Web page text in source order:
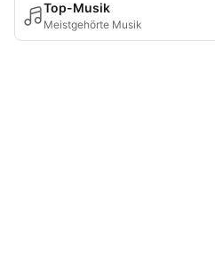
Top-Musik
Meistgehörte Musik